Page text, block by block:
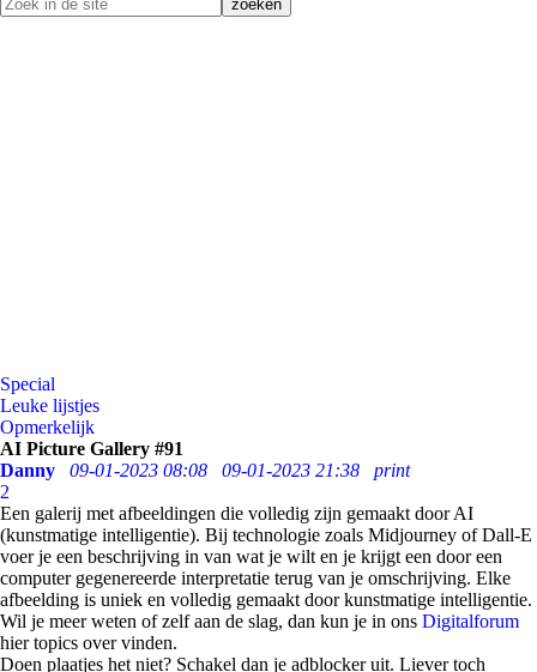
Special
Leuke lijstjes
Opmerkelijk
AI Picture Gallery #91
Danny
09-01-2023 08:08 09-01-2023 21:38
print
2
Een galerij met afbeeldingen die volledig zijn gemaakt door AI
(kunstmatige intelligentie). Bij technologie zoals Midjourney of Dall-E
voer je een beschrijving in van wat je wilt en je krijgt een door een
computer gegenereerde interpretatie terug van je omschrijving. Elke
afbeelding is uniek en volledig gemaakt door kunstmatige intelligentie.
Wil je meer weten of zelf aan de slag, dan kun je in ons Digitalforum
hier topics over vinden.
Doen plaatjes het niet? Schakel dan je adblocker uit. Liever toch